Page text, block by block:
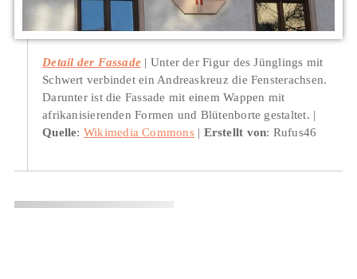
Detail der Fassade
Unter der Figur des Jünglings mit
Schwert verbindet ein Andreaskreuz die Fensterachsen.
Darunter ist die Fassade mit einem Wappen mit
afrikanisierenden Formen und Blütenborte gestaltet.
Quelle: Wikimedia Commons Erstellt von: Rufus46